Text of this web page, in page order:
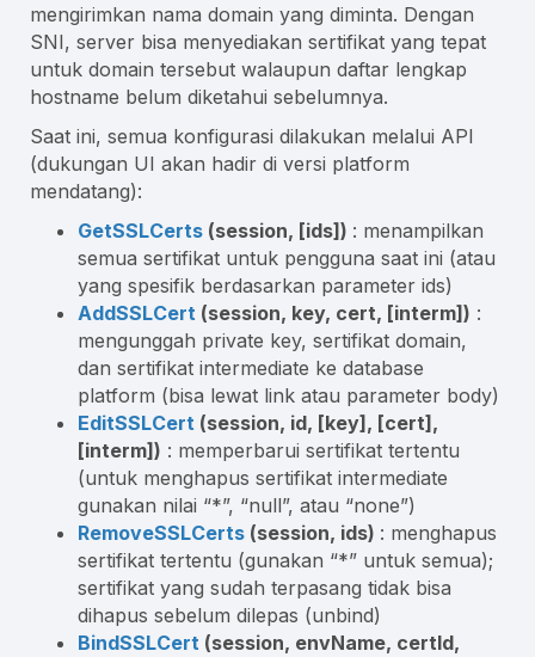
mengirimkan nama domain yang diminta. Dengan
SNI, server bisa menyediakan sertifikat yang tepat
untuk domain tersebut walaupun daftar lengkap
hostname belum diketahui sebelumnya.
Saat ini, semua konfigurasi dilakukan melalui API
(dukungan UI akan hadir di versi platform
mendatang):
GetSSLCerts (session, [ids]) : menampilkan
semua sertifikat untuk pengguna saat ini (atau
yang spesifik berdasarkan parameter ids)
AddSSLCert (session, key, cert, [interm]) :
mengunggah private key, sertifikat domain,
dan sertifikat intermediate ke database
platform (bisa lewat link atau parameter body)
EditSSLCert (session, id, [key], [cert],
[interm]) : memperbarui sertifikat tertentu
(untuk menghapus sertifikat intermediate
gunakan nilai “*”, “null”, atau “none”)
RemoveSSLCerts (session, ids) : menghapus
sertifikat tertentu (gunakan “*” untuk semua);
sertifikat yang sudah terpasang tidak bisa
dihapus sebelum dilepas (unbind)
BindSSLCert (session, envName, certId,